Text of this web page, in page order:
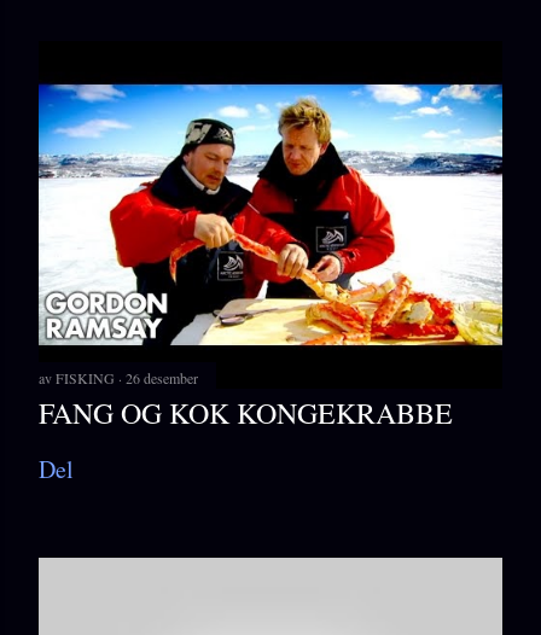
avFISKING 26 desember
FANG OG KOK KONGEKRABBE
Del